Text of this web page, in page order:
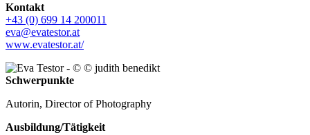
Kontakt
+43 (0) 699 14 200011
eva@evatestor.at
www.evatestor.at/
Schwerpunkte
Autorin, Director of Photography
Ausbildung/Tätigkeit